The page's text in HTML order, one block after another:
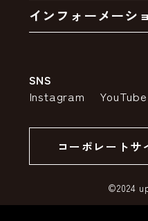
アウトレットセール
お支払いについて
インフォーメーシ
特定商取引法の表示
SSLサーバー証明書とは
SNS
Instagram YouTube
コーポレートサ
©2024